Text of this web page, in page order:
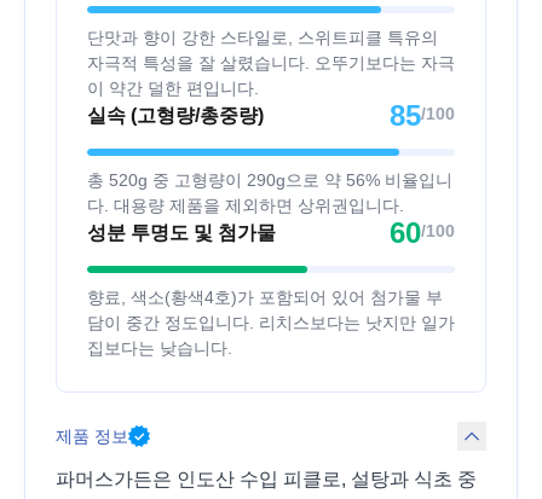
단맛과 향이 강한 스타일로, 스위트피클 특유의
자극적 특성을 잘 살렸습니다. 오뚜기보다는 자극
이 약간 덜한 편입니다.
실속 (고형량/총중량) 85/100
총 520g 중 고형량이 290g으로 약 56% 비율입니
다. 대용량 제품을 제외하면 상위권입니다.
성분 투명도 및 첨가물 60/100
향료, 색소(황색4호)가 포함되어 있어 첨가물 부
담이 중간 정도입니다. 리치스보다는 낫지만 일가
집보다는 낮습니다.
제품 정보
파머스가든은 인도산 수입 피클로, 설탕과 식초 중